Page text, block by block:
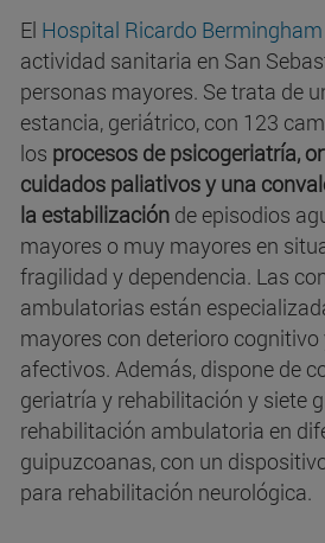
El Hospital Ricardo Bermingham
actividad sanitaria en San
personas mayores. Se trata de
estancia, geriátrico, con 123
los procesos de psicogeriatría,
cuidados paliativos y una
la estabilización de episodios
mayores o muy mayores en
fragilidad y dependencia. Las
ambulatorias están
mayores con deterioro
afectivos. Además, dispone de
geriatría y rehabilitación y siete
rehabilitación ambulatoria en
guipuzcoanas, con un
para rehabilitación neurológica.